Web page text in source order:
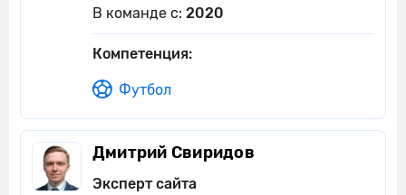
В команде с: 2020
Компетенция:
Футбол
Дмитрий Свиридов
Эксперт сайта